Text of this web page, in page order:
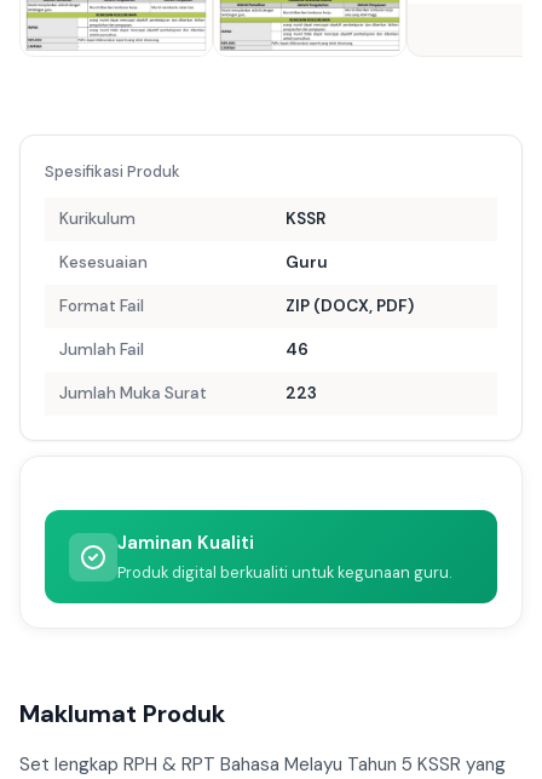
Spesifikasi Produk
Kurikulum KSSR
Kesesuaian Guru
Format Fail ZIP (DOCX, PDF)
Jumlah Fail 46
Jumlah Muka Surat 223
Jaminan Kualiti
Produk digital berkualiti untuk kegunaan guru.
Maklumat Produk
Set lengkap RPH & RPT Bahasa Melayu Tahun 5 KSSR yang